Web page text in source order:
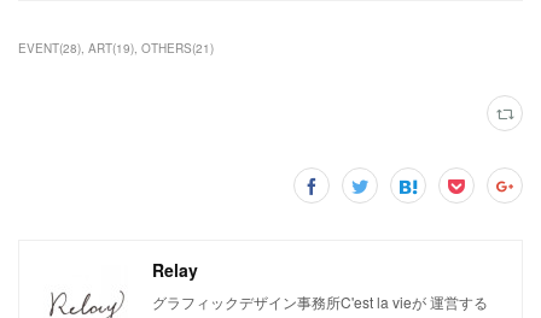
EVENT(28) ART(19) OTHERS(21)
Relay
グラフィックデザイン事務所C'est la vieが 運営する